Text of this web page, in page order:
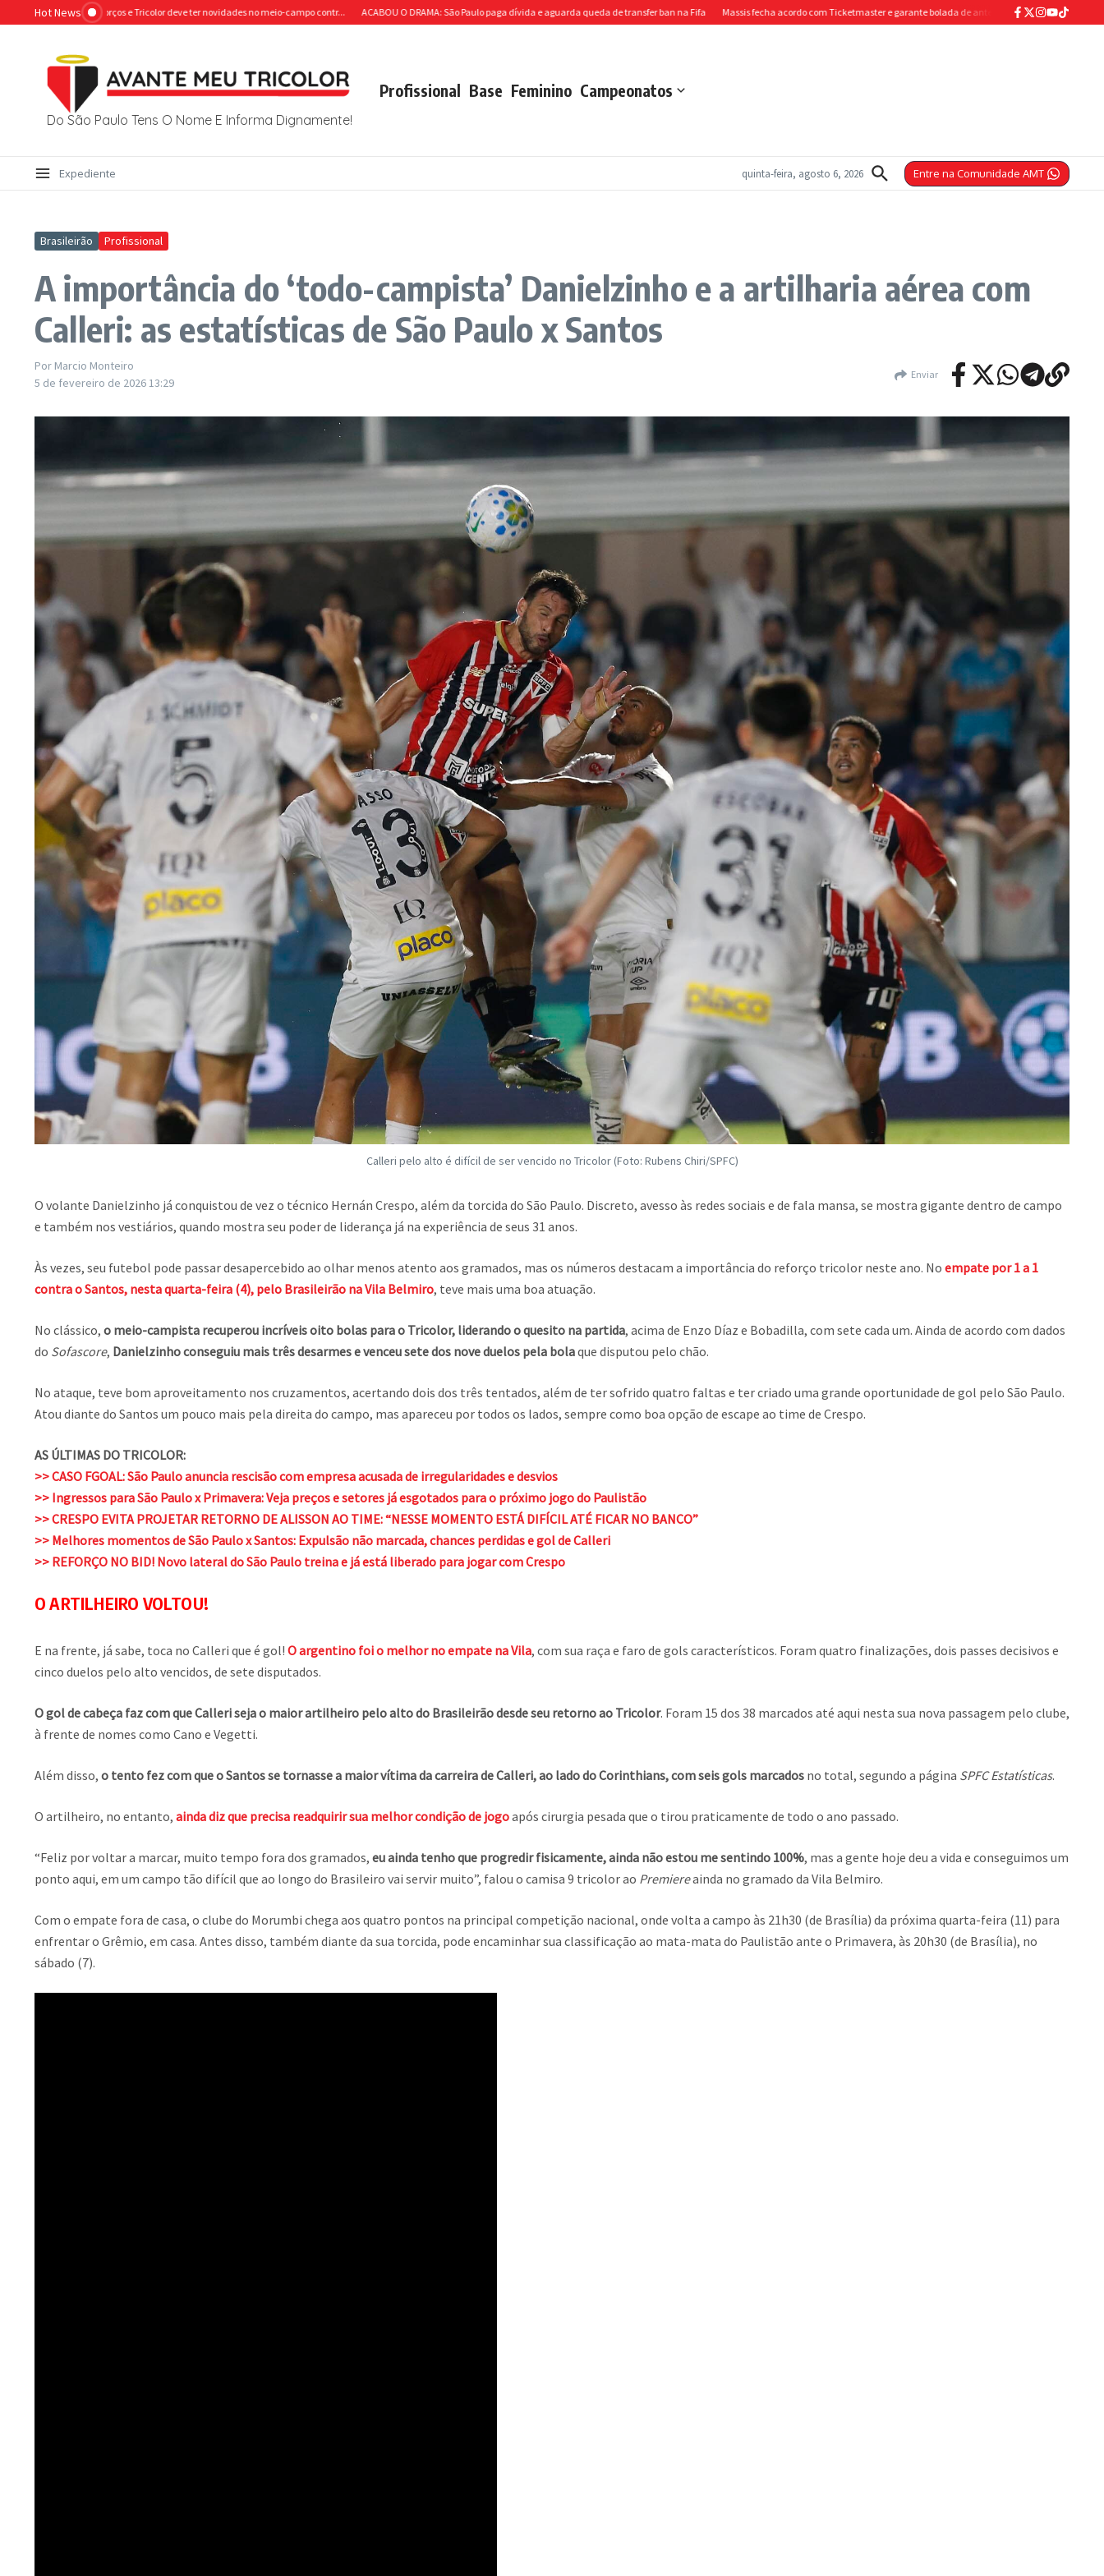
Ir para o conteúdo
Hot News
Dorival ganha reforços e Tricolor deve ter novidades no meio-campo contr... ACABOU O DRAMA: São Paulo paga dívida e aguarda queda de transfer ban na Fifa Massis fecha acordo com Ticketmaster e garante bolada de antecipação para abastecer os cofres
Do São Paulo Tens O Nome E Informa Dignamente!
Profissional Base Feminino Campeonatos
Expediente quinta-feira, agosto 6, 2026 Entre na Comunidade AMT
Brasileirão Profissional
A importância do ‘todo-campista’ Danielzinho e a artilharia aérea com
Calleri: as estatísticas de São Paulo x Santos
Por Marcio Monteiro
5 de fevereiro de 202613:29
Enviar
Calleri pelo alto é difícil de ser vencido no Tricolor (Foto: Rubens Chiri/SPFC)
O volante Danielzinho já conquistou de vez o técnico Hernán Crespo, além da torcida do São Paulo. Discreto, avesso às redes sociais e de fala mansa, se mostra gigante dentro de campo
e também nos vestiários, quando mostra seu poder de liderança já na experiência de seus 31 anos.
Às vezes, seu futebol pode passar desapercebido ao olhar menos atento aos gramados, mas os números destacam a importância do reforço tricolor neste ano. No empate por 1 a 1
contra o Santos, nesta quarta-feira (4), pelo Brasileirão na Vila Belmiro, teve mais uma boa atuação.
No clássico, o meio-campista recuperou incríveis oito bolas para o Tricolor, liderando o quesito na partida, acima de Enzo Díaz e Bobadilla, com sete cada um. Ainda de acordo com dados
do Sofascore, Danielzinho conseguiu mais três desarmes e venceu sete dos nove duelos pela bolaque disputou pelo chão.
No ataque, teve bom aproveitamento nos cruzamentos, acertando dois dos três tentados, além de ter sofrido quatro faltas e ter criado uma grande oportunidade de gol pelo São Paulo.
Atou diante do Santos um pouco mais pela direita do campo, mas apareceu por todos os lados, sempre como boa opção de escape ao time de Crespo.
AS ÚLTIMAS DO TRICOLOR:
>> CASO FGOAL: São Paulo anuncia rescisão com empresa acusada de irregularidades e desvios
>> Ingressos para São Paulo x Primavera: Veja preços e setores já esgotados para o próximo jogo do Paulistão
>> CRESPO EVITA PROJETAR RETORNO DE ALISSON AO TIME: “NESSE MOMENTO ESTÁ DIFÍCIL ATÉ FICAR NO BANCO”
>> Melhores momentos de São Paulo x Santos: Expulsão não marcada, chances perdidas e gol de Calleri
>> REFORÇO NO BID! Novo lateral do São Paulo treina e já está liberado para jogar com Crespo
O ARTILHEIRO VOLTOU!
E na frente, já sabe, toca no Calleri que é gol! O argentino foi o melhor no empate na Vila, com sua raça e faro de gols característicos. Foram quatro finalizações, dois passes decisivos e
cinco duelos pelo alto vencidos, de sete disputados.
O gol de cabeça faz com que Calleri seja o maior artilheiro pelo alto do Brasileirão desde seu retorno ao Tricolor. Foram 15 dos 38 marcados até aqui nesta sua nova passagem pelo clube,
à frente de nomes como Cano e Vegetti.
Além disso, o tento fez com que o Santos se tornasse a maior vítima da carreira de Calleri, ao lado do Corinthians, com seis gols marcados no total, segundo a página SPFC Estatísticas.
O artilheiro, no entanto, ainda diz que precisa readquirir sua melhor condição de jogoapós cirurgia pesada que o tirou praticamente de todo o ano passado.
“Feliz por voltar a marcar, muito tempo fora dos gramados, eu ainda tenho que progredir fisicamente, ainda não estou me sentindo 100%, mas a gente hoje deu a vida e conseguimos um
ponto aqui, em um campo tão difícil que ao longo do Brasileiro vai servir muito”, falou o camisa 9 tricolor ao Premiereainda no gramado da Vila Belmiro.
Com o empate fora de casa, o clube do Morumbi chega aos quatro pontos na principal competição nacional, onde volta a campo às 21h30 (de Brasília) da próxima quarta-feira (11) para
enfrentar o Grêmio, em casa. Antes disso, também diante da sua torcida, pode encaminhar sua classificação ao mata-mata do Paulistão ante o Primavera, às 20h30 (de Brasília), no
sábado (7).